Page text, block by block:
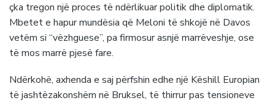
çka tregon një proces të ndërlikuar politik dhe diplomatik.
Mbetet e hapur mundësia që Meloni të shkojë në Davos
vetëm si “vëzhguese”, pa firmosur asnjë marrëveshje, ose
të mos marrë pjesë fare.
Ndërkohë, axhenda e saj përfshin edhe një Këshill Europian
të jashtëzakonshëm në Bruksel, të thirrur pas tensioneve